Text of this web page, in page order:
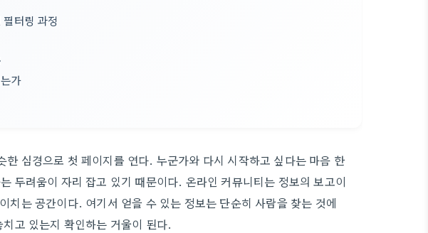
터링 과정
가
심경으로 첫 페이지를 연다. 누군가와 다시 시작하고 싶다는 마음 한
두려움이 자리 잡고 있기 때문이다. 온라인 커뮤니티는 정보의 보고이
치는 공간이다. 여기서 얻을 수 있는 정보는 단순히 사람을 찾는 것에
고 있는지 확인하는 거울이 된다.